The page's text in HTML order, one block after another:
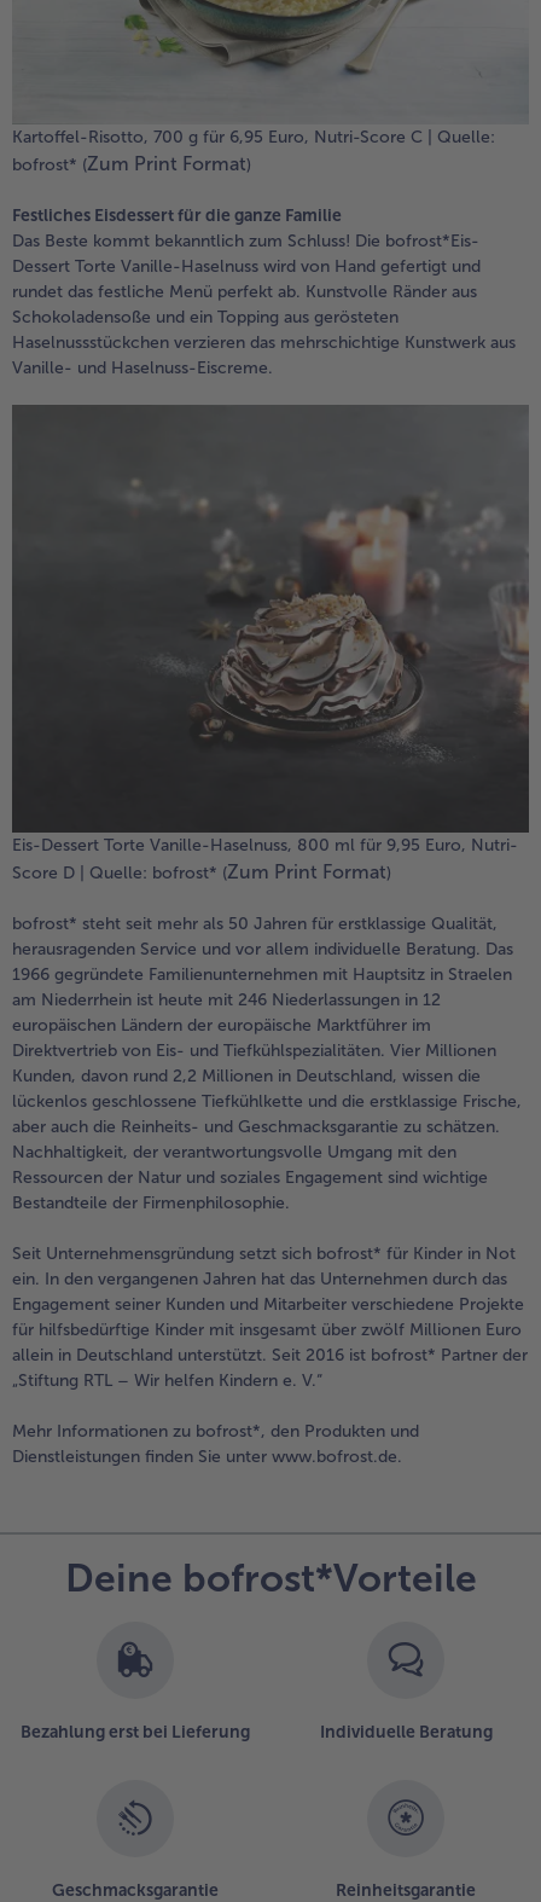
Kartoffel-Risotto, 700 g für 6,95 Euro, Nutri-Score C | Quelle:
bofrost* (Zum Print Format)
Festliches Eisdessert für die ganze Familie
Das Beste kommt bekanntlich zum Schluss! Die bofrost*Eis-
Dessert Torte Vanille-Haselnuss wird von Hand gefertigt und
rundet das festliche Menü perfekt ab. Kunstvolle Ränder aus
Schokoladensoße und ein Topping aus gerösteten
Haselnussstückchen verzieren das mehrschichtige Kunstwerk aus
Vanille- und Haselnuss-Eiscreme.
Eis-Dessert Torte Vanille-Haselnuss, 800 ml für 9,95 Euro, Nutri-
Score D | Quelle: bofrost* (Zum Print Format)
bofrost* steht seit mehr als 50 Jahren für erstklassige Qualität,
herausragenden Service und vor allem individuelle Beratung. Das
1966 gegründete Familienunternehmen mit Hauptsitz in Straelen
am Niederrhein ist heute mit 246 Niederlassungen in 12
europäischen Ländern der europäische Marktführer im
Direktvertrieb von Eis- und Tiefkühlspezialitäten. Vier Millionen
Kunden, davon rund 2,2 Millionen in Deutschland, wissen die
lückenlos geschlossene Tiefkühlkette und die erstklassige Frische,
aber auch die Reinheits- und Geschmacksgarantie zu schätzen.
Nachhaltigkeit, der verantwortungsvolle Umgang mit den
Ressourcen der Natur und soziales Engagement sind wichtige
Bestandteile der Firmenphilosophie.
Seit Unternehmensgründung setzt sich bofrost* für Kinder in Not
ein. In den vergangenen Jahren hat das Unternehmen durch das
Engagement seiner Kunden und Mitarbeiter verschiedene Projekte
für hilfsbedürftige Kinder mit insgesamt über zwölf Millionen Euro
allein in Deutschland unterstützt. Seit 2016 ist bofrost* Partner der
„Stiftung RTL – Wir helfen Kindern e. V.“
Mehr Informationen zu bofrost*, den Produkten und
Dienstleistungen finden Sie unter www.bofrost.de.
Deine bofrost*Vorteile
Bezahlung erst bei Lieferung Individuelle Beratung
Geschmacksgarantie Reinheitsgarantie